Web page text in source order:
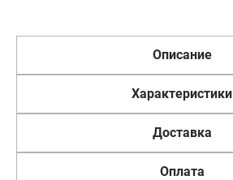
Описание
Характеристики
Доставка
Оплата